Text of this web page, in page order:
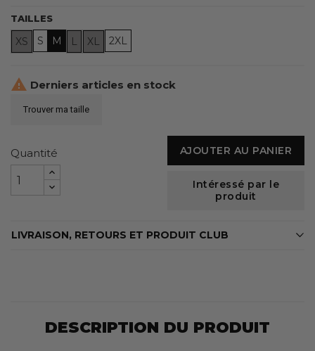
TAILLES
XS S M L XL 2XL
 Derniers articles en stock
Trouver ma taille
Quantité AJOUTER AU PANIER
Intéressé par le
produit
LIVRAISON, RETOURS ET PRODUIT CLUB
DESCRIPTION DU PRODUIT